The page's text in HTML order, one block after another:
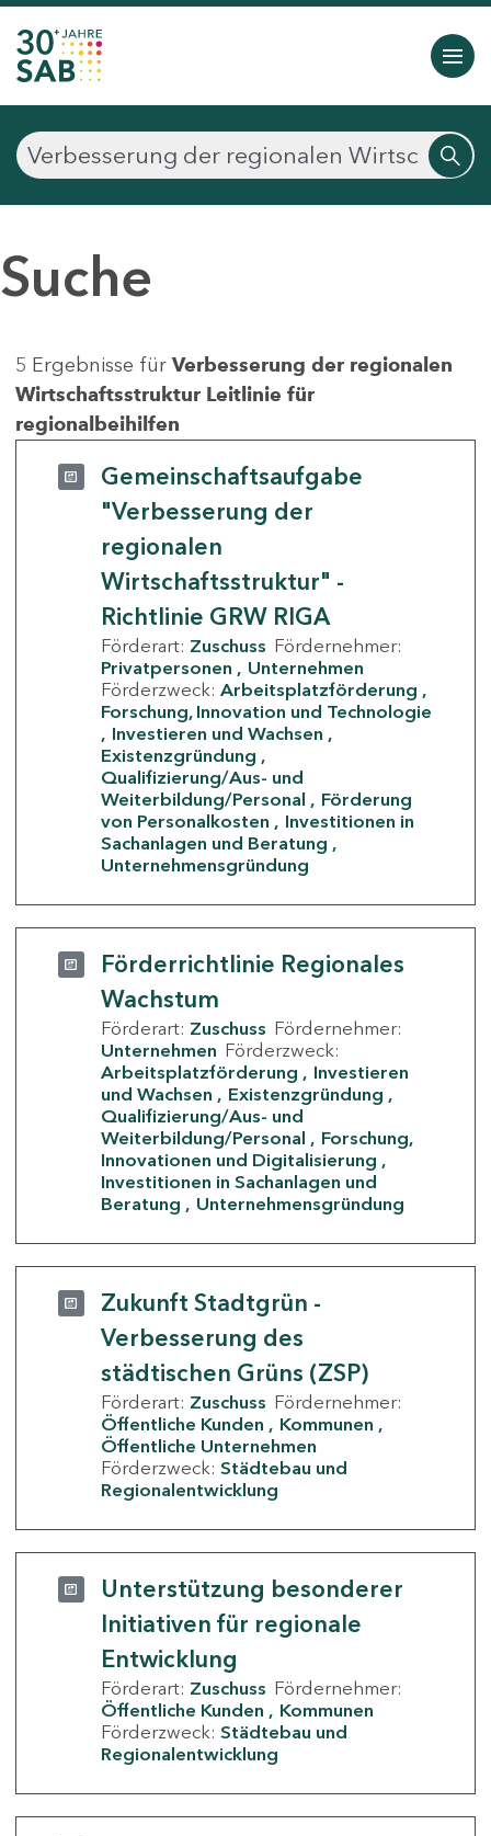
Suche
5 Ergebnisse für Verbesserung der regionalen
Wirtschaftsstruktur Leitlinie für
regionalbeihilfen
Gemeinschaftsaufgabe
"Verbesserung der
regionalen
Wirtschaftsstruktur" -
Richtlinie GRW RIGA
Förderart: Zuschuss Fördernehmer:
Privatpersonen
Unternehmen
Förderzweck: Arbeitsplatzförderung
Forschung, Innovation und Technologie
Investieren und Wachsen
Existenzgründung
Qualifizierung/Aus- und
Weiterbildung/Personal
Förderung
von Personalkosten
Investitionen in
Sachanlagen und Beratung
Unternehmensgründung
Förderrichtlinie Regionales
Wachstum
Förderart: Zuschuss Fördernehmer:
Unternehmen Förderzweck:
Arbeitsplatzförderung
Investieren
und Wachsen
Existenzgründung
Qualifizierung/Aus- und
Weiterbildung/Personal
Forschung,
Innovationen und Digitalisierung
Investitionen in Sachanlagen und
Beratung
Unternehmensgründung
Zukunft Stadtgrün -
Verbesserung des
städtischen Grüns (ZSP)
Förderart: Zuschuss Fördernehmer:
Öffentliche Kunden
Kommunen
Öffentliche Unternehmen
Förderzweck: Städtebau und
Regionalentwicklung
Unterstützung besonderer
Initiativen für regionale
Entwicklung
Förderart: Zuschuss Fördernehmer:
Öffentliche Kunden
Kommunen
Förderzweck: Städtebau und
Regionalentwicklung